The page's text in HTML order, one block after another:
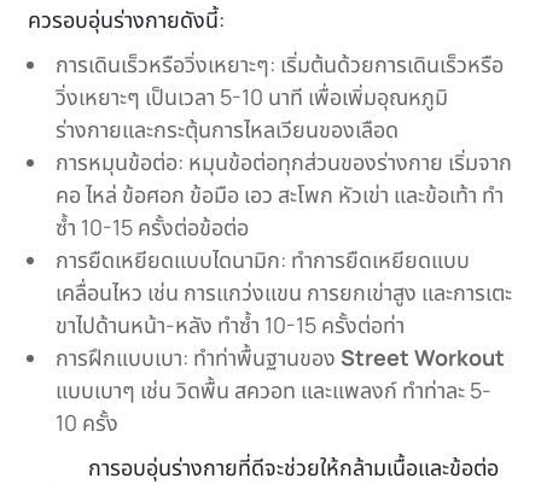
ควรอบอุ่นร่างกายดังนี้:
การเดินเร็วหรือวิ่งเหยาะๆ: เริ่มต้นด้วยการเดินเร็วหรือ
วิ่งเหยาะๆ เป็นเวลา 5-10 นาที เพื่อเพิ่มอุณหภูมิ
ร่างกายและกระตุ้นการไหลเวียนของเลือด
การหมุนข้อต่อ: หมุนข้อต่อทุกส่วนของร่างกาย เริ่มจาก
คอ ไหล่ ข้อศอก ข้อมือ เอว สะโพก หัวเข่า และข้อเท้า ทำ
ซ้ำ 10-15 ครั้งต่อข้อต่อ
การยืดเหยียดแบบไดนามิก: ทำการยืดเหยียดแบบ
เคลื่อนไหว เช่น การแกว่งแขน การยกเข่าสูง และการเตะ
ขาไปด้านหน้า-หลัง ทำซ้ำ 10-15 ครั้งต่อท่า
การฝึกแบบเบา: ทำท่าพื้นฐานของStreet Workout
แบบเบาๆ เช่น วิดพื้น สควอท และแพลงก์ ทำท่าละ 5-
10 ครั้ง
การอบอุ่นร่างกายที่ดีจะช่วยให้กล้ามเนื้อและข้อต่อ